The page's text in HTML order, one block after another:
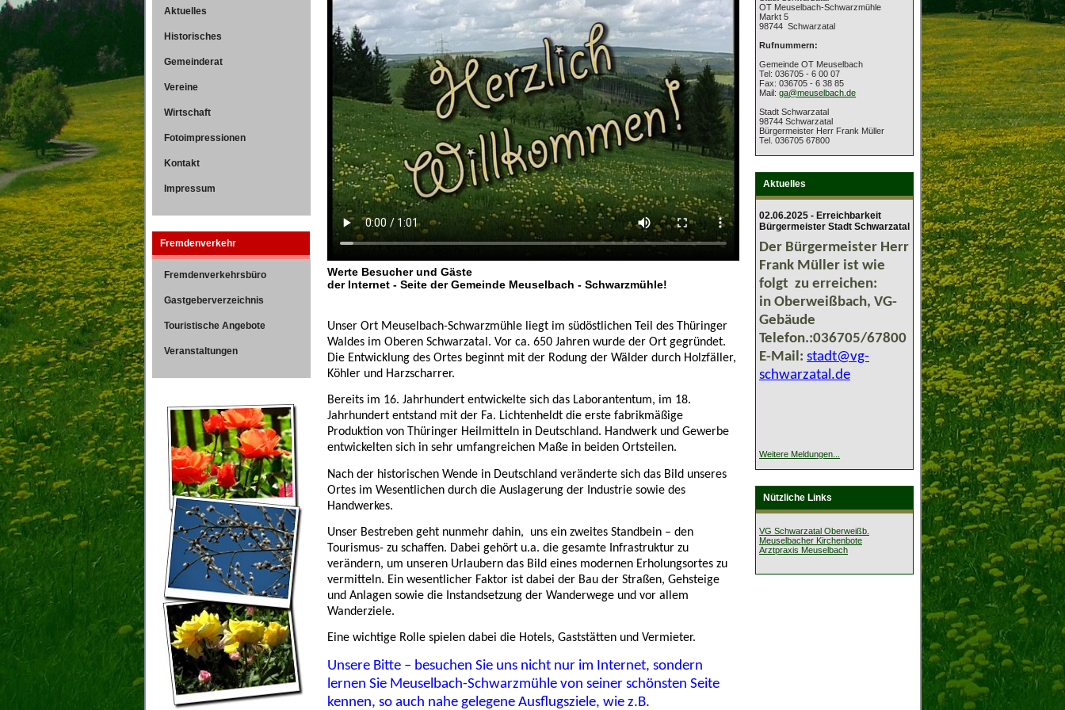
Werte Besucher und Gäste
der Internet - Seite der Gemeinde Meuselbach - Schwarzmühle!
Unser Ort Meuselbach-Schwarzmühle liegt im südöstlichen Teil des Thüringer
Waldes im Oberen Schwarzatal. Vor ca. 650 Jahren wurde der Ort gegründet.
Die Entwicklung des Ortes beginnt mit der Rodung der Wälder durch Holzfäller,
Köhler und Harzscharrer.
Bereits im 16. Jahrhundert entwickelte sich das Laborantentum, im 18.
Jahrhundert entstand mit der Fa. Lichtenheldt die erste fabrikmäßige
Produktion von Thüringer Heilmitteln in Deutschland. Handwerk und Gewerbe
entwickelten sich in sehr umfangreichen Maße in beiden Ortsteilen.
Nach der historischen Wende in Deutschland veränderte sich das Bild unseres
Ortes im Wesentlichen durch die Auslagerung der Industrie sowie des
Handwerkes.
Unser Bestreben geht nunmehr dahin, uns ein zweites Standbein – den
Tourismus- zu schaffen. Dabei gehört u.a. die gesamte Infrastruktur zu
verändern, um unseren Urlaubern das Bild eines modernen Erholungsortes zu
vermitteln. Ein wesentlicher Faktor ist dabei der Bau der Straßen, Gehsteige
und Anlagen sowie die Instandsetzung der Wanderwege und vor allem
Wanderziele.
Eine wichtige Rolle spielen dabei die Hotels, Gaststätten und Vermieter.
Unsere Bitte – besuchen Sie uns nicht nur im Internet, sondern
lernen Sie Meuselbach-Schwarzmühle von seiner schönsten Seite
kennen, so auch nahe gelegene Ausflugsziele, wie z.B.
OT Meuselbach-Schwarzmühle
Markt 5
98744 Schwarzatal
Rufnummern:
Gemeinde OT Meuselbach
Tel: 036705 - 6 00 07
Fax: 036705 - 6 38 85
Mail: ga@meuselbach.de
Stadt Schwarzatal
98744 Schwarzatal
Bürgermeister Herr Frank Müller
Tel. 036705 67800
Aktuelles
02.06.2025 - Erreichbarkeit
Bürgermeister Stadt Schwarzatal
Der Bürgermeister Herr
Frank Müller ist wie
folgt zu erreichen:
in Oberweißbach, VG-
Gebäude
Telefon.:036705/67800
E-Mail: stadt@vg-
schwarzatal.de
Weitere Meldungen...
Nützliche Links
VG Schwarzatal Oberweißb.
Meuselbacher Kirchenbote
Arztpraxis Meuselbach
Aktuelles
Historisches
Gemeinderat
Vereine
Wirtschaft
Fotoimpressionen
Kontakt
Impressum
Fremdenverkehr
Fremdenverkehrsbüro
Gastgeberverzeichnis
Touristische Angebote
Veranstaltungen